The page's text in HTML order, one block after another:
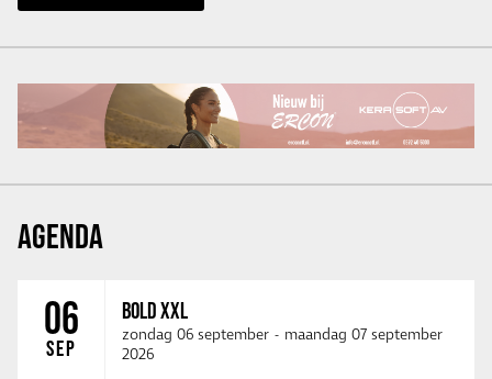
AGENDA
06
SEP
BOLD XXL
zondag 06 september - maandag 07 september
2026